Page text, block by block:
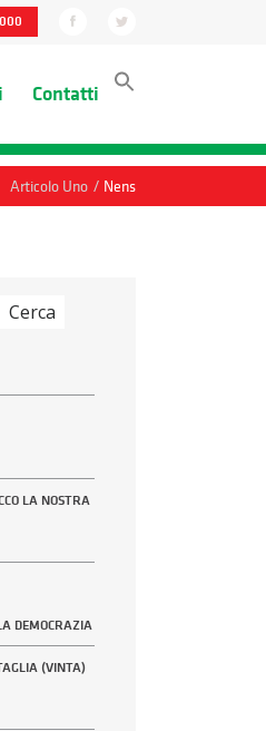
Contatti
Articolo Uno / Nens
LA NOSTRA
DEMOCRAZIA
(VINTA)